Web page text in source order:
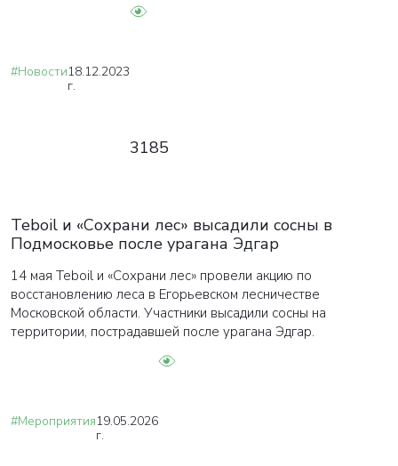
#Новости18.12.2023
г.
3185
Teboil и «Сохрани лес» высадили сосны в
Подмосковье после урагана Эдгар
14 мая Teboil и «Сохрани лес» провели акцию по
восстановлению леса в Егорьевском лесничестве
Московской области. Участники высадили сосны на
территории, пострадавшей после урагана Эдгар.
#Мероприятия19.05.2026
г.